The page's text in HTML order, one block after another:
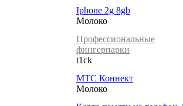
Iphone 2g 8gb
Молоко
Профессиональные
фингерпарки
t1ck
МТС Коннект
Молоко